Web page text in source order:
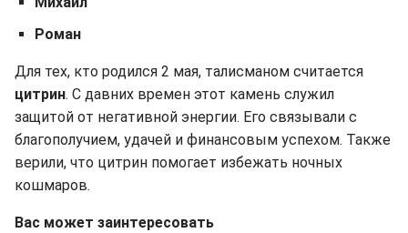
Роман
Для тех, кто родился 2 мая, талисманом считается
цитрин. С давних времен этот камень служил
защитой от негативной энергии. Его связывали с
благополучием, удачей и финансовым успехом. Также
верили, что цитрин помогает избежать ночных
кошмаров.
Вас может заинтересовать